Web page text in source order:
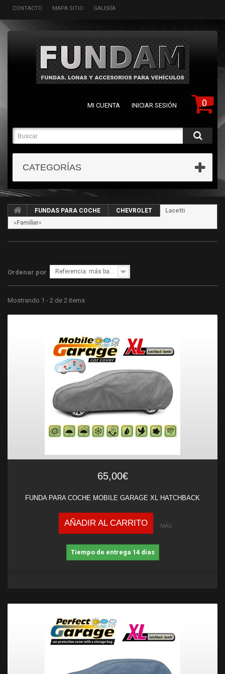
CONTACTO MAPA SITIO GALERÍA
0
MI CUENTA INICIAR SESIÓN
CATEGORÍAS
FUNDAS PARA COCHE CHEVROLET
Lacetti
»Familiar«
Ordenar por Referencia: más bajo primero
Mostrando 1 - 2 de 2 items
65,00€
FUNDA PARA COCHE MOBILE GARAGE XL HATCHBACK
AÑADIR AL CARRITO MÁS
Tiempo de entrega 14 dias